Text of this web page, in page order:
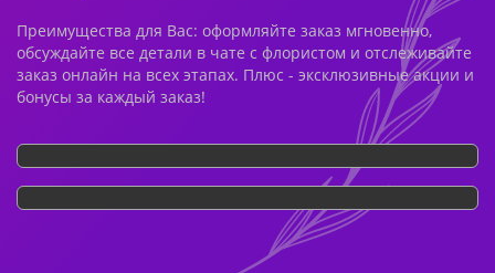
Преимущества для Вас: оформляйте заказ мгновенно,
обсуждайте все детали в чате с флористом и отслеживайте
заказ онлайн на всех этапах. Плюс - эксклюзивные акции и
бонусы за каждый заказ!